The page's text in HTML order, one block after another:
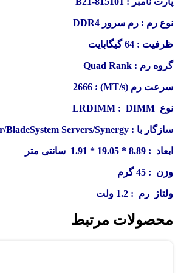
نوع رم : رم سرور DDR4
ظرفیت : 64 گیگابایت
گروه رم : Quad Rank
سرعت رم (MT/s) : 2666
نوع LRDIMM : DIMM
سازگار با : Servers/Synergy
ابعاد : 8.89 * 19.05 * 1.91 سانتی متر
وزن : 45 گرم
ولتاژ رم : 1.2 ولت
محصولات مرتبط